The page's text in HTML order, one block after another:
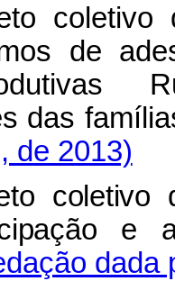
coletivo
de
das
de 2013)
coletivo
e
dada